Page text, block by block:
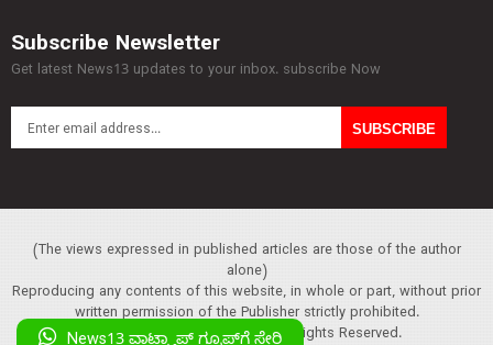
Subscribe Newsletter
Get latest News13 updates to your inbox. subscribe Now
(The views expressed in published articles are those of the author
alone)
Reproducing any contents of this website, in whole or part, without prior
written permission of the Publisher strictly prohibited.
Copyright :© 2013 News13. All Rights Reserved.